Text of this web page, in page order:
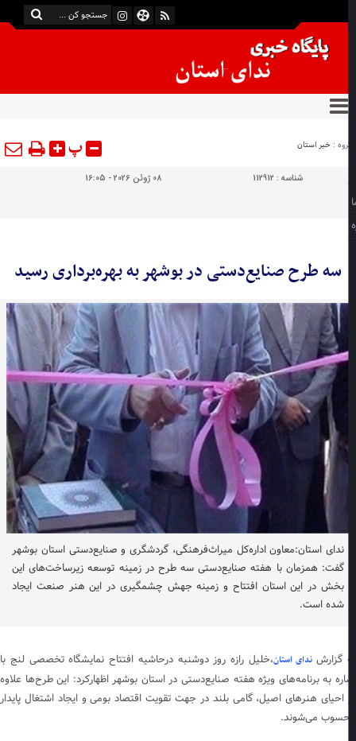
:خبر استان پ
شناسه :112912 08 ژوئن 2026 - 16:05
سه طرح صنایع‌دستی در بوشهر به بهره‌برداری رسید
ندای استان:معاون اداره‌کل میراث‌فرهنگی، گردشگری و صنایع‌دستی استان بوشهر
گفت: همزمان با هفته صنایع‌دستی سه طرح در زمینه توسعه زیرساخت‌های این
بخش در این استان افتتاح و زمینه جهش چشمگیری در این هنر صنعت ایجاد
شده است.
گزارشندای استان،خلیل رازه روز دوشنبه درحاشیه افتتاح نمایشگاه تخصصی لنج با
به برنامه‌های ویژه هفته صنایع‌دستی در استان بوشهر اظهارکرد: این طرح‌ها علاوه
احیای هنرهای اصیل، گامی بلند در جهت تقویت اقتصاد بومی و ایجاد اشتغال پایدار
می‌شوند.